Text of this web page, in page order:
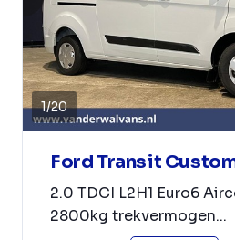
1/20
Ford Transit
2.0 TDCI L2H1 Euro6
2800kg trekvermogen...